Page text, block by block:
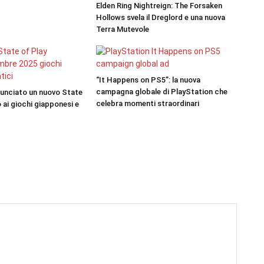
Elden Ring Nightreign: The Forsaken
Hollows svela il Dreglord e una nuova
Terra Mutevole
un nuovo State
giochi giapponesi e
“It Happens on PS5”: la nuova
campagna globale di PlayStation che
celebra momenti straordinari